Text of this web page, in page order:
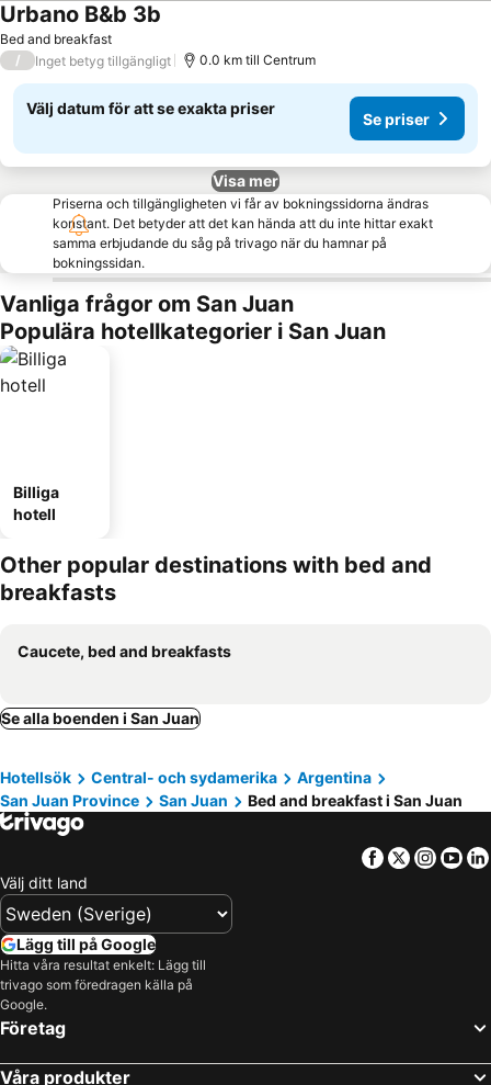
Bed and breakfast
Urbano B&b 3b
/ Inget betyg tillgängligt 0.0 km till Centrum
Välj datum för att se exakta priser
Se priser
Visa mer
Priserna och tillgängligheten vi får av bokningssidorna ändras
konstant. Det betyder att det kan hända att du inte hittar exakt
samma erbjudande du såg på trivago när du hamnar på
bokningssidan.
Vanliga frågor om San Juan
Populära hotellkategorier i San Juan
Billiga
hotell
Other popular destinations with bed and
breakfasts
Caucete, bed and breakfasts
Se alla boenden i San Juan
Hotellsök Central- och sydamerika
Argentina
San Juan Province
San Juan Bed and breakfast i San Juan
Facebook
Twitter
Välj ditt land
Lägg till på Google
Hitta våra resultat enkelt: Lägg till
trivago som föredragen källa på
Google.
Företag
Våra produkter